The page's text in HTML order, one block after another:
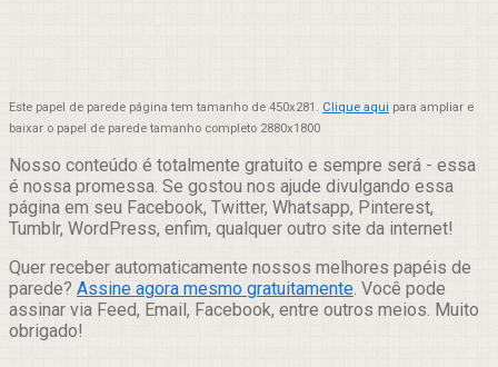
Este papel de parede página tem tamanho de 450x281. Clique aqui para ampliar e
baixar o papel de parede tamanho completo 2880x1800
Nosso conteúdo é totalmente gratuito e sempre será - essa
é nossa promessa. Se gostou nos ajude divulgando essa
página em seu Facebook, Twitter, Whatsapp, Pinterest,
Tumblr, WordPress, enfim, qualquer outro site da internet!
Quer receber automaticamente nossos melhores papéis de
parede? Assine agora mesmo gratuitamente. Você pode
assinar via Feed, Email, Facebook, entre outros meios. Muito
obrigado!